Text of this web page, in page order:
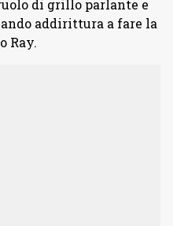
di grillo parlante e
addirittura a fare la
Ray.